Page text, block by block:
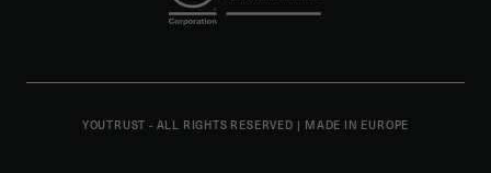
YOUTRUST - ALL RIGHTS RESERVED | MADE IN EUROPE